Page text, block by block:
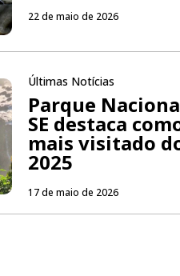
22 de maio de 2026
Últimas Notícias
Parque
SE destaca
mais visitado
2025
17 de maio de 2026